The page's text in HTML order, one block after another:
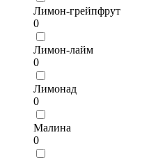
Лимон-грейпфрут
0
Лимон-лайм
0
Лимонад
0
Малина
0